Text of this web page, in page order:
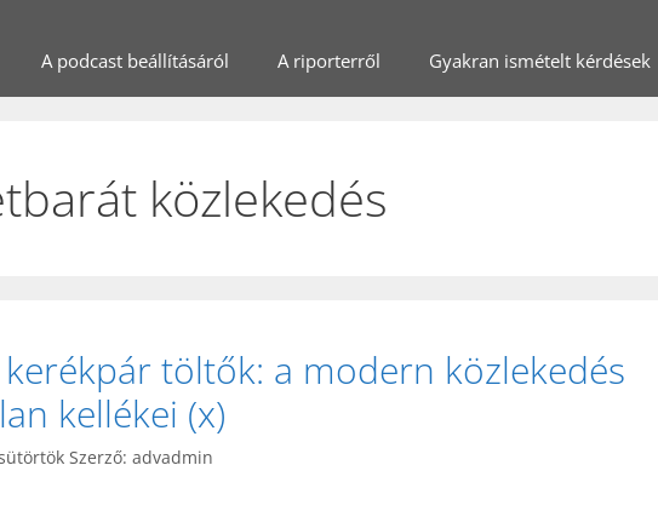
A podcast beállításáról A riporterről Gyakran ismételt kérdések
közlekedés
töltők: a modern közlekedés
kellékei (x)
Szerző: advadmin